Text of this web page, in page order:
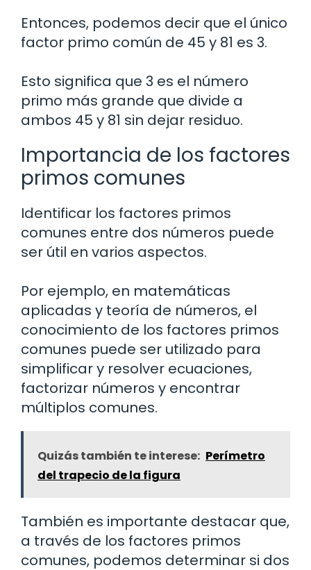
Entonces, podemos decir que el único
factor primo común de 45 y 81 es 3.
Esto significa que 3 es el número
primo más grande que divide a
ambos 45 y 81 sin dejar residuo.
Importancia de los factores
primos comunes
Identificar los factores primos
comunes entre dos números puede
ser útil en varios aspectos.
Por ejemplo, en matemáticas
aplicadas y teoría de números, el
conocimiento de los factores primos
comunes puede ser utilizado para
simplificar y resolver ecuaciones,
factorizar números y encontrar
múltiplos comunes.
Quizás también te interese: Perímetro
del trapecio de la figura
También es importante destacar que,
a través de los factores primos
comunes, podemos determinar si dos